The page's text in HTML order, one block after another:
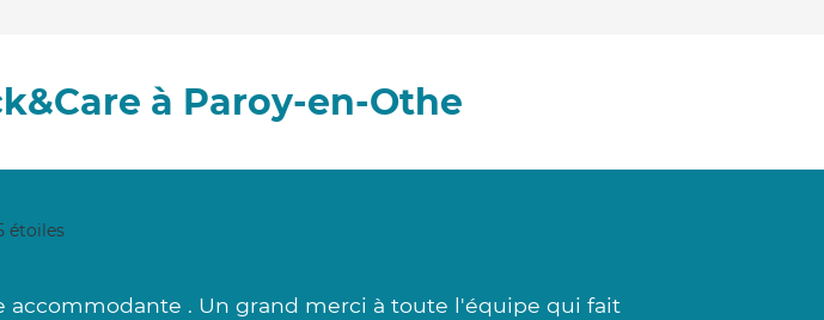
à Paroy-en-Othe
. Un grand merci à toute l'équipe qui fait